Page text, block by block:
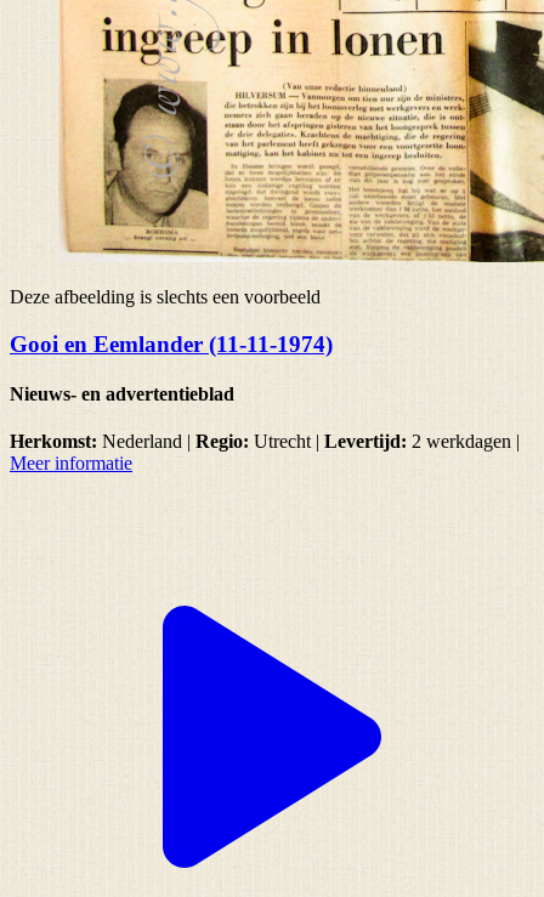
Deze afbeelding is slechts een voorbeeld
Gooi en Eemlander (11-11-1974)
Nieuws- en advertentieblad
Herkomst: Nederland | Regio: Utrecht | Levertijd: 2 werkdagen |
Meer informatie